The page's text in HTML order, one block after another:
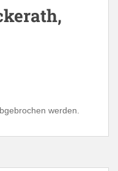
werden.